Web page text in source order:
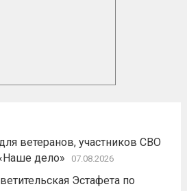
ветеранов, участников СВО
дело»
07.08.2026
Эстафета по